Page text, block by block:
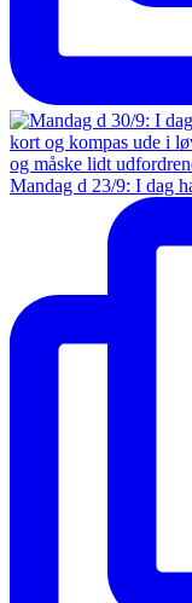
Mandag d 23/9: I dag